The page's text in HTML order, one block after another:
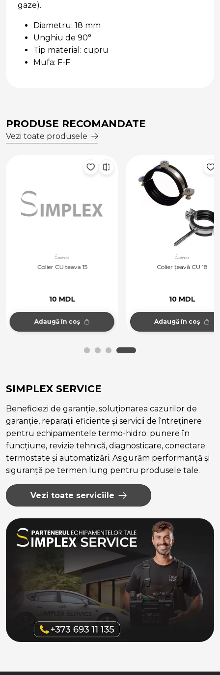
gaze).
Diametru: 18 mm
Unghiu de 90°
Tip material: cupru
Mufa: F-F
PRODUSE RECOMANDATE
Vezi toate produsele
Colier CU teava 15
10 MDL
Adaugă în coș
Colier țeavă CU 18
10 MDL
Adaugă în coș
SIMPLEX SERVICE
Beneficiezi de garanție, soluționarea cazurilor de
garanție, reparații eficiente și servicii de întreținere
pentru echipamentele termo-hidro: punere în
funcțiune, revizie tehnică, diagnosticare, conectare
termostate și automatizări. Asigurăm performanță și
siguranță pe termen lung pentru produsele tale.
Vezi toate serviciile